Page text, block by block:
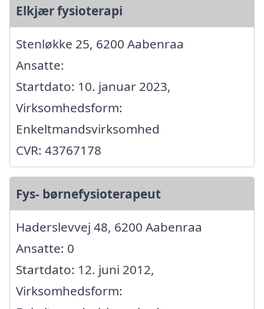
Elkjær fysioterapi
Stenløkke 25, 6200 Aabenraa
Ansatte:
Startdato: 10. januar 2023,
Virksomhedsform:
Enkeltmandsvirksomhed
CVR: 43767178
Fys- børnefysioterapeut
Haderslevvej 48, 6200 Aabenraa
Ansatte: 0
Startdato: 12. juni 2012,
Virksomhedsform: